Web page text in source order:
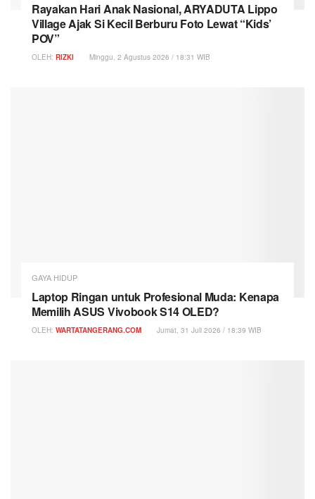
Rayakan Hari Anak Nasional, ARYADUTA Lippo
Village Ajak Si Kecil Berburu Foto Lewat “Kids’
POV”
OLEH: RIZKI Minggu, 2 Agustus 2026 / 18:31 WIB
GAYA HIDUP
Laptop Ringan untuk Profesional Muda: Kenapa
Memilih ASUS Vivobook S14 OLED?
OLEH: WARTATANGERANG.COM Jumat, 31 Juli 2026 / 18:39 WIB